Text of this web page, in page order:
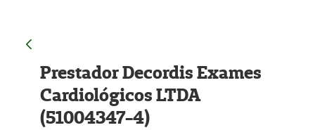
Prestador Decordis Exames
Cardiológicos LTDA
(51004347-4)